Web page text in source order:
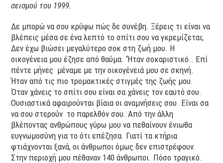
σεισμού του 1999.
Δε μπορώ να σου κρύψω πώς δε συνέβη. Ξέρεις τι είναι να
βλέπεις μέσα σε ένα λεπτό το σπίτι σου να γκρεμίζεται;
Δεν έχω βιώσει μεγαλύτερο σοκ στη ζωή μου. Η
οικογένεια μου έζησε από θαύμα. ‘Ήταν σοκαριστικό.. Επί
πέντε μήνες μέναμε με την οικογένειά μου σε σκηνή.
Ήταν από τις πιο τρομακτικές στιγμές της ζωής μου.
Όταν χάνεις το σπίτι σου είναι σα χάνεις τον εαυτό σου.
Ουσιαστικά αφαιρούνται βίαια οι αναμνήσεις σου. Είναι σα
να σου στερούν το παρελθόν σου. Από την άλλη
βλέποντας ανθρώπους γύρω μου να πεθαίνουν ένιωθα
ευγνωμοσύνη για το ότι επέζησα. Γιατί τα κτήρια
φτιάχνονται ξανά, οι άνθρωποι όμως δεν επιστρέφουν.
Στην περιοχή μου πέθαναν 140 άνθρωποι. Πόσο τραγικό.